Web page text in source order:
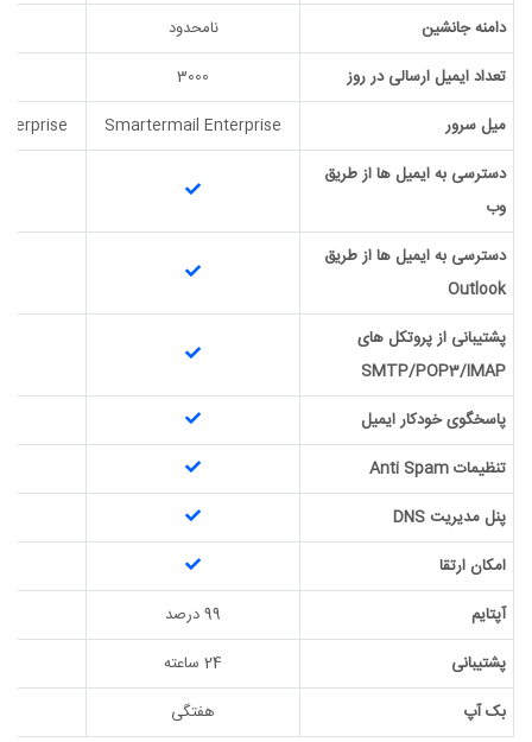
دامنه جانشین
نامحدود
تعداد ایمیل ارسالی در روز
3000
میل سرور
Smartermail Enterprise
دسترسی به ایمیل ها از طریق
وب
دسترسی به ایمیل ها از طریق
Outlook
پشتیبانی از پروتکل های
SMTP/POP3/IMAP
پاسخگوی خودکار ایمیل
تنظیمات Anti Spam
پنل مدیریت DNS
امکان ارتقا
آپتایم
99 درصد
پشتیبانی
24 ساعته
بک آپ
هفتگی